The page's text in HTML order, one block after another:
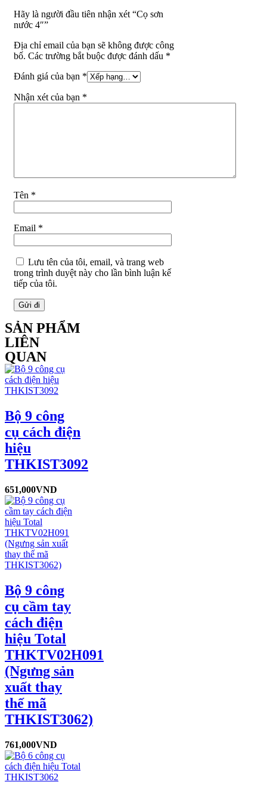
Hãy là người đầu tiên nhận xét “Cọ sơn
nước 4″”
Địa chỉ email của bạn sẽ không được công
bố. Các trường bắt buộc được đánh dấu *
Đánh giá của bạn *
Nhận xét của bạn *
Tên *
Email *
Lưu tên của tôi, email, và trang web
trong trình duyệt này cho lần bình luận kế
tiếp của tôi.
SẢN PHẨM
LIÊN
QUAN
Bộ 9 công
cụ cách điện
hiệu
THKIST3092
651,000VND
Bộ 9 công
cụ cầm tay
cách điện
hiệu Total
THKTV02H091
(Ngưng sản
xuất thay
thế mã
THKIST3062)
761,000VND